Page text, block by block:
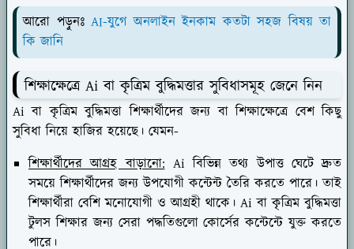
আরো পড়ুনঃ AI-যুগে অনলাইন ইনকাম কতটা সহজ বিষয় তা
কি জানি
শিক্ষাক্ষেত্রে Ai বা কৃত্রিম বুদ্ধিমত্তার সুবিধাসমূহ জেনে নিন
Ai বা কৃত্রিম বুদ্ধিমত্তা শিক্ষার্থীদের জন্য বা শিক্ষাক্ষেত্রে বেশ কিছু
সুবিধা নিয়ে হাজির হয়েছে। যেমন-
শিক্ষার্থীদের আগ্রহ বাড়ানো: Ai বিভিন্ন তথ্য উপাত্ত ঘেটে দ্রুত
সময়ে শিক্ষার্থীদের জন্য উপযোগী কন্টেন্ট তৈরি করতে পারে। তাই
শিক্ষার্থীরা বেশি মনোযোগী ও আগ্রহী থাকে। Ai বা কৃত্রিম বুদ্ধিমত্তা
টুলস শিক্ষার জন্য সেরা পদ্ধতিগুলো কোর্সের কন্টেন্টে যুক্ত করতে
পারে।